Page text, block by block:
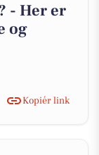
- Her er
og
Kopiér link